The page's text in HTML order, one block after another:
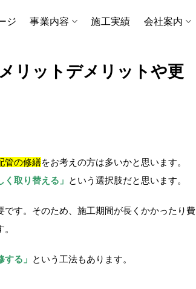
ジ 事業内容 施工実績 会社案内
リットデメリットや更
管の修繕をお考えの方は多いかと思います。
く取り替える」 という選択肢だと思います。
す。そのため、施工期間が長くかかったり費
する」 という工法もあります。